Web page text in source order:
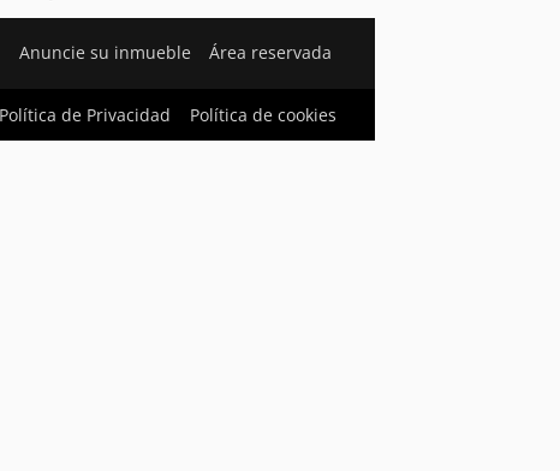
Anuncie su inmueble Área reservada
Política de Privacidad Política de cookies